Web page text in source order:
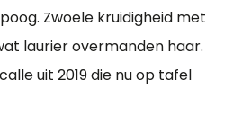
Zwoele kruidigheid met
laurier overmanden haar.
uit 2019 die nu op tafel